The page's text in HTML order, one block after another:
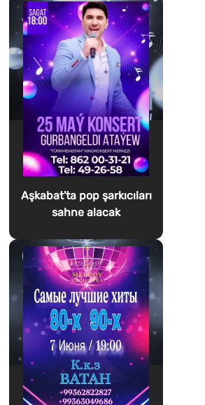
Aşkabat'ta pop şarkıcıları
sahne alacak